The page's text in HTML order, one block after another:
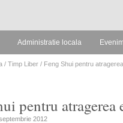
Administratie locala
/ Timp Liber / Feng Shui pentru
pentru
2012